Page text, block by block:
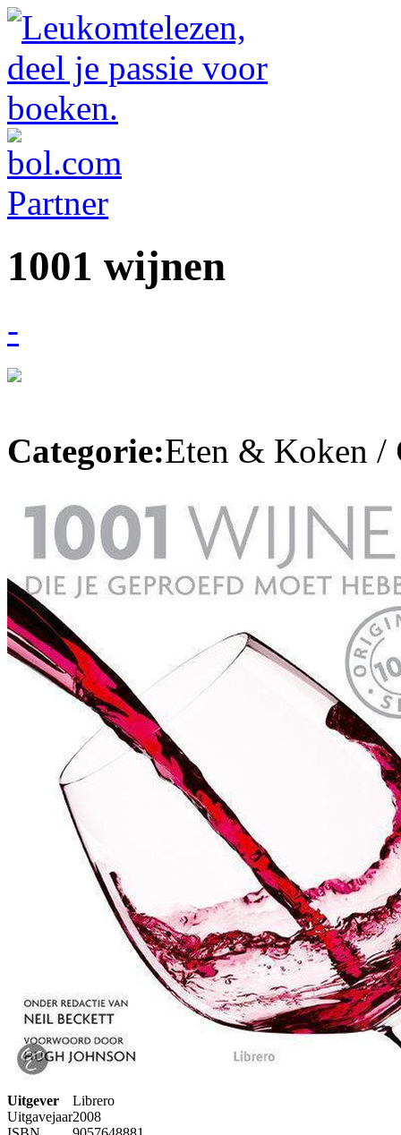
1001 wijnen
-
Categorie:Eten & Koken /
Uitgever
Librero
Uitgavejaar2008